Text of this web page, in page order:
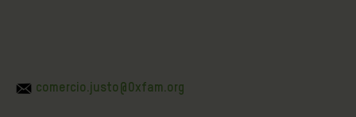
comercio.justo@Oxfam.org